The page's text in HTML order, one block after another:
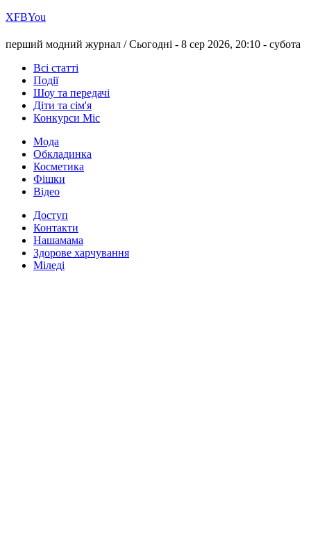
ХFBYou
перший модний журнал /Сьогодні - 8 сер 2026, 20:10 - субота
Всі статті
Події
Шоу та передачі
Діти та сім'я
Конкурси Міс
Мода
Обкладинка
Косметика
Фішки
Відео
Доступ
Контакти
Нашамама
Здорове харчування
Міледі